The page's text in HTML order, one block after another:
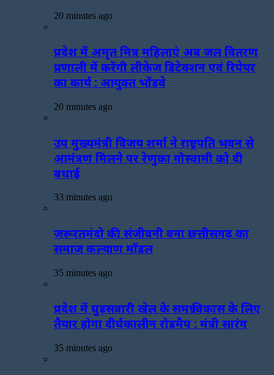
20 minutes ago
प्रदेश में अमृत मित्र महिलाएं अब जल वितरण
प्रणाली में करेंगी लीकेज डिटेक्शन एवं रिपेयर
का कार्य : आयुक्त भोंडवे
20 minutes ago
उप मुख्यमंत्री विजय शर्मा ने राष्ट्रपति भवन से
आमंत्रण मिलने पर रेणुका गोस्वामी को दी
बधाई
33 minutes ago
जरूरतमंदो की संजीवनी बना छत्तीसगढ़ का
समाज कल्याण मॉडल
35 minutes ago
प्रदेश में घुड़सवारी खेल के समग्र विकास के लिए
तैयार होगा दीर्घकालीन रोडमैप : मंत्री सारंग
35 minutes ago